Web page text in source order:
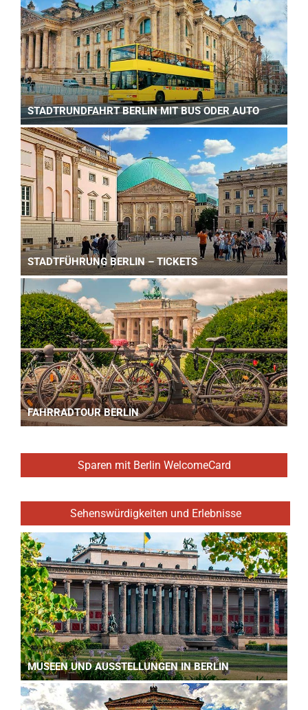
STADTRUNDFAHRT BERLIN MIT BUS ODER AUTO
STADTFÜHRUNG BERLIN – TICKETS
FAHRRADTOUR BERLIN
Sparen mit Berlin WelcomeCard
Sehenswürdigkeiten und Erlebnisse
MUSEEN UND AUSSTELLUNGEN IN BERLIN